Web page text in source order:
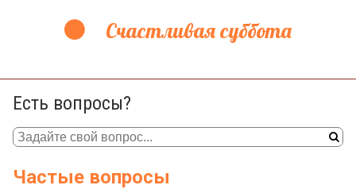
Счастливая суббота
Есть вопросы?
Частые вопросы